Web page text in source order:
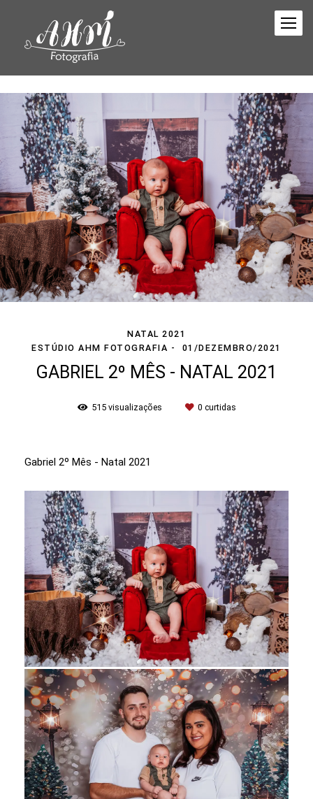
NATAL 2021
ESTÚDIO AHM FOTOGRAFIA
01/DEZEMBRO/2021
GABRIEL 2º MÊS - NATAL 2021
515visualizações 0 curtidas
Gabriel 2º Mês - Natal 2021